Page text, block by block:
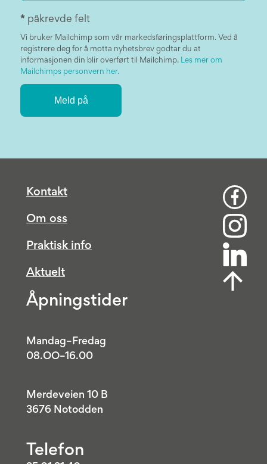
* påkrevde felt
Vi bruker Mailchimp som vår markedsføringsplattform. Ved å
registrere deg for å motta nyhetsbrev godtar du at
informasjonen din blir overført til Mailchimp. Les mer om
Mailchimps personvern her.
Kontakt
Om oss
Praktisk info
Aktuelt
Åpningstider
Mandag–Fredag
08.OO–16.00
Merdeveien 10 B
3676 Notodden
Telefon